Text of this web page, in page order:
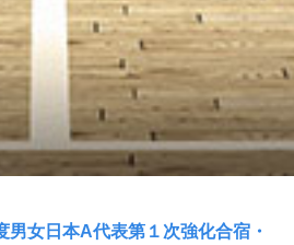
男女日本A代表第１次強化合宿・